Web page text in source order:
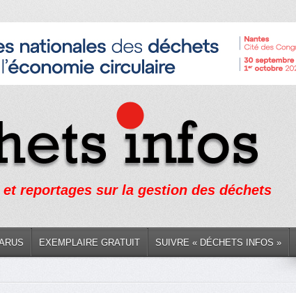
reportages sur la gestion des déchets
EXEMPLAIRE GRATUIT SUIVRE « DÉCHETS INFOS »